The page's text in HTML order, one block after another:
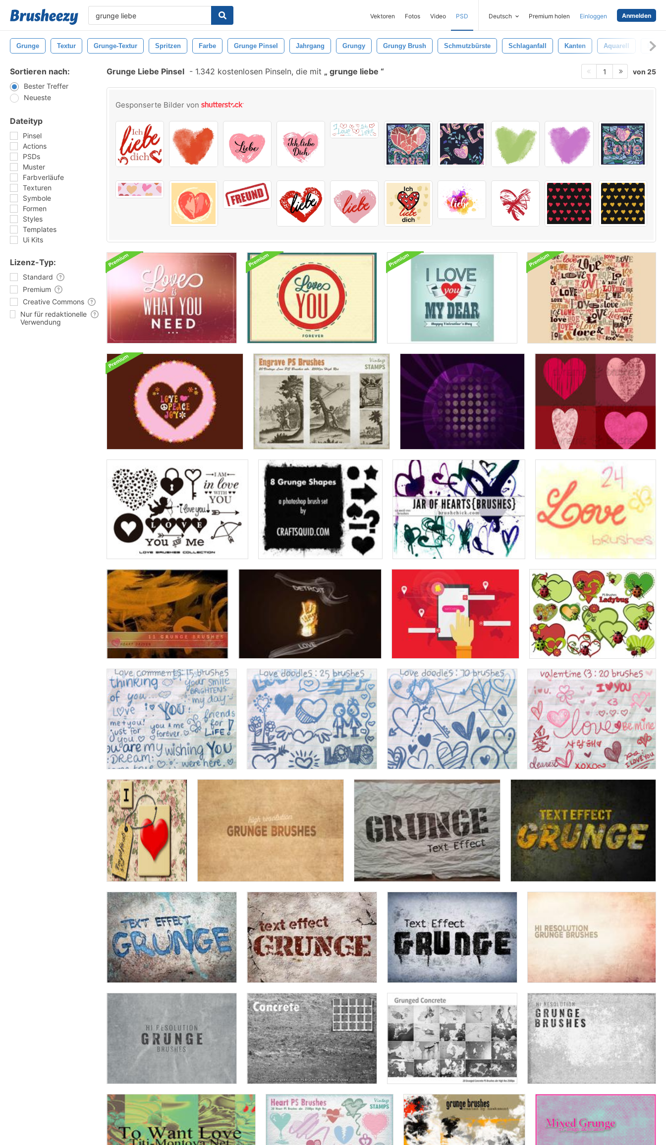
Vektoren Fotos Video PSD Deutsch Premium holen Einloggen Anmelden
Grunge Textur Grunge-Textur Spritzen Farbe Grunge Pinsel Jahrgang Grungy Grungy Brush Schmutzbürste Schlaganfall Kanten Aquarell
Sortieren nach:
Bester Treffer
Neueste
Dateityp
Pinsel
Actions
PSDs
Muster
Farbverläufe
Texturen
Symbole
Formen
Styles
Templates
Ui Kits
Lizenz-Typ:
Standard
Premium
Creative Commons
Nur für redaktionelle
Verwendung
Grunge Liebe Pinsel - 1.342 kostenlosen Pinseln, die mit grunge liebe 1 von 25
Gesponserte Bilder von